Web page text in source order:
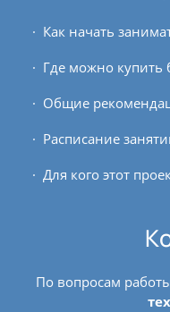
Как начать
Где можно купить
Общие
Расписание
Для кого этот
По вопросам